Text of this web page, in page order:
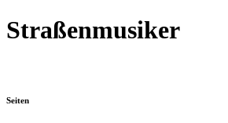
Straßenmusiker
Seiten